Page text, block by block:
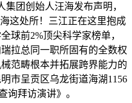
集团创始人汪海发布声明，
这处所！三江正在这里抱成
球前2%顶尖科学家榜单，
拉总同一职所固有的全数权
范畴根本并拓展跨界能力的
市呈贡区乌龙街道海湖1156
询拜访演讲》。